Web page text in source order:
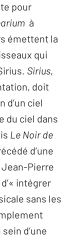
pour
à
émettent la
qui
Sirius,
doit
d’un ciel
du ciel dans
Le Noir de
d’une
Jean-Pierre
intégrer
sans les
d’une